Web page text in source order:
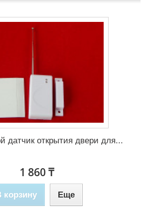
датчик открытия двери для...
1 860 ₸
корзину Еще